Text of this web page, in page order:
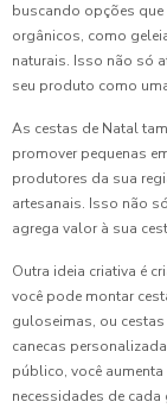
buscando opções
orgânicos, como
naturais. Isso não só
seu produto como
As cestas de Natal
promover pequenas
produtores da sua
artesanais. Isso não
agrega valor à sua
Outra ideia criativa é
você pode montar
guloseimas, ou
canecas
público, você
necessidades de cada